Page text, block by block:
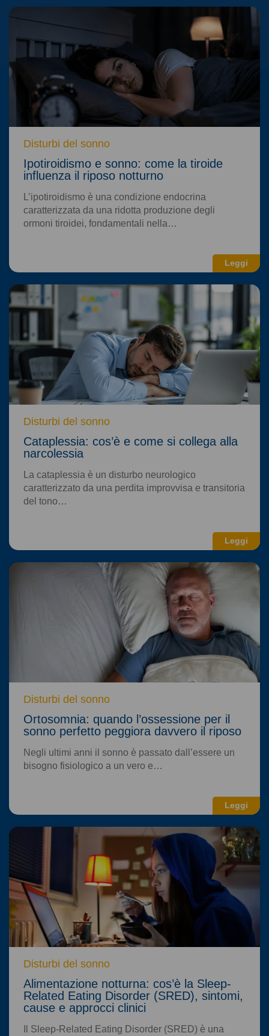
Leggi
Disturbi del sonno
Ipotiroidismo e sonno: come la tiroide
influenza il riposo notturno
L’ipotiroidismo è una condizione endocrina
caratterizzata da una ridotta produzione degli
ormoni tiroidei, fondamentali nella…
Leggi
Disturbi del sonno
Cataplessia: cos’è e come si collega alla
narcolessia
La cataplessia è un disturbo neurologico
caratterizzato da una perdita improvvisa e transitoria
del tono…
Leggi
Disturbi del sonno
Ortosomnia: quando l’ossessione per il
sonno perfetto peggiora davvero il riposo
Negli ultimi anni il sonno è passato dall’essere un
bisogno fisiologico a un vero e…
Disturbi del sonno
Alimentazione notturna: cos’è la Sleep-
Related Eating Disorder (SRED), sintomi,
cause e approcci clinici
Il Sleep-Related Eating Disorder (SRED) è una